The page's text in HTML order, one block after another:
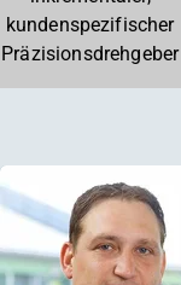
kundenspezifischer
Präzisionsdrehgeber